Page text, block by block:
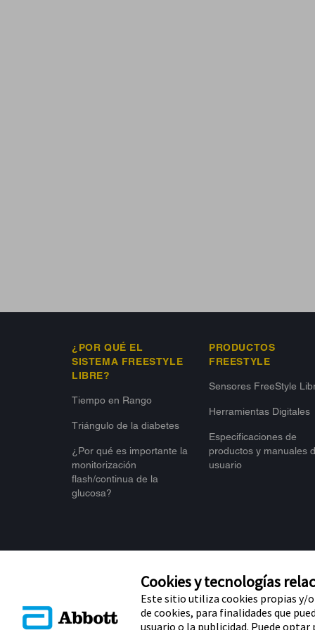
¿POR QUÉ EL
SISTEMA FREESTYLE
LIBRE?
Tiempo en Rango
Triángulo de la diabetes
¿Por qué es importante la
monitorización
flash/continua de la
glucosa?
PRODUCTOS
FREESTYLE
Sensores FreeStyle
Herramientas Digitales
Especificaciones de
productos y manuales
usuario
FreeStyle, Libre, y las marcas relacionadas son marcas
Cookies y tecnologías
Este sitio utiliza cookies propias y/
de cookies, para finalidades que
usuario o la publicidad. Puede